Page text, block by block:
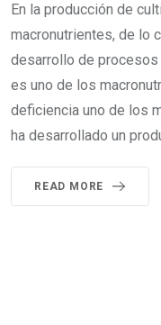
En la producción de
macronutrientes, de lo
desarrollo de
es uno de los
deficiencia uno de los
ha desarrollado un
READ MORE